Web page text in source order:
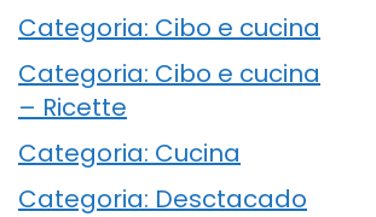
Categoria: Cibo e cucina
Categoria: Cibo e cucina
– Ricette
Categoria: Cucina
Categoria: Desctacado